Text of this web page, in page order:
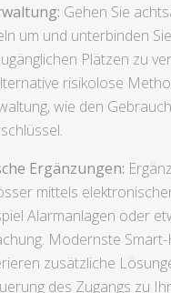
Gehen Sie
um und unterbinden
Plätzen zu
risikolose
wie den
Ergänzungen:
mittels
Alarmanlagen oder
Modernste
zusätzliche
des Zugangs zu